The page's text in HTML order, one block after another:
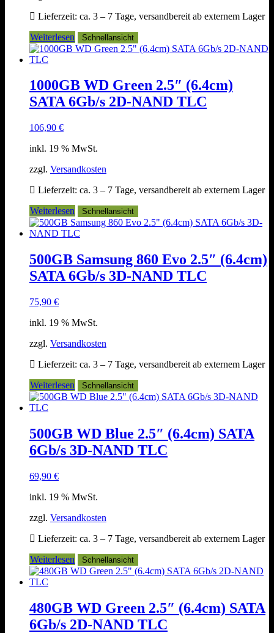
Lieferzeit: ca. 3 – 7 Tage, versandbereit ab externem Lager
Weiterlesen
Schnellansicht
1000GB WD Green 2.5″ (6.4cm)
SATA 6Gb/s 2D-NAND TLC
106,90 €
inkl. 19 % MwSt.
zzgl. Versandkosten
Lieferzeit: ca. 3 – 7 Tage, versandbereit ab externem Lager
Weiterlesen
Schnellansicht
500GB Samsung 860 Evo 2.5″ (6.4cm)
SATA 6Gb/s 3D-NAND TLC
75,90 €
inkl. 19 % MwSt.
zzgl. Versandkosten
Lieferzeit: ca. 3 – 7 Tage, versandbereit ab externem Lager
Weiterlesen
Schnellansicht
500GB WD Blue 2.5″ (6.4cm) SATA
6Gb/s 3D-NAND TLC
69,90 €
inkl. 19 % MwSt.
zzgl. Versandkosten
Lieferzeit: ca. 3 – 7 Tage, versandbereit ab externem Lager
Weiterlesen
Schnellansicht
480GB WD Green 2.5″ (6.4cm) SATA
6Gb/s 2D-NAND TLC